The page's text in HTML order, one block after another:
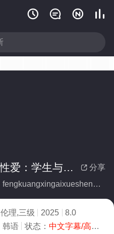
   
 分享
疯狂性爱：学生与老师，姐夫与小姨子以及
别名：fengkuangxingaixueshengyulaoshijiefuyuxiaoyiziyiji
伦理,三级 2025
8.0
韩语 状态： 中文字幕/高清